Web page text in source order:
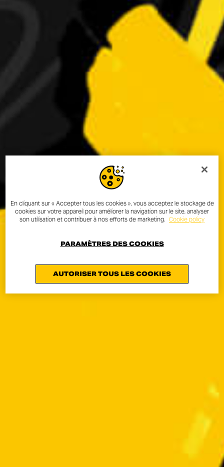
En cliquant sur « Accepter tous les cookies », vous acceptez le stockage de
cookies sur votre appareil pour améliorer la navigation sur le site, analyser
son utilisation et contribuer à nos efforts de marketing. Cookie policy
AUTORISER TOUS LES COOKIES
PARAMÈTRES DES COOKIES